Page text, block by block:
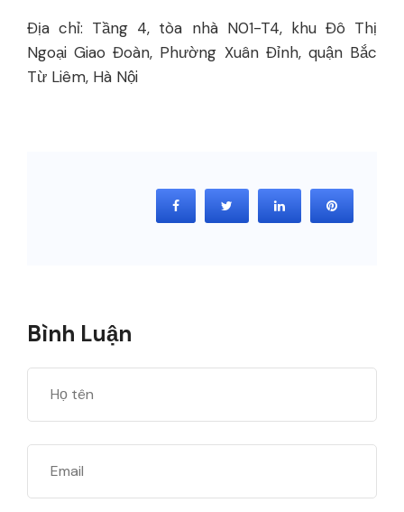
Địa chỉ: Tầng 4, tòa nhà N01-T4, khu Đô Thị
Ngoại Giao Đoàn, Phường Xuân Đỉnh, quận Bắc
Từ Liêm, Hà Nội
Bình Luận